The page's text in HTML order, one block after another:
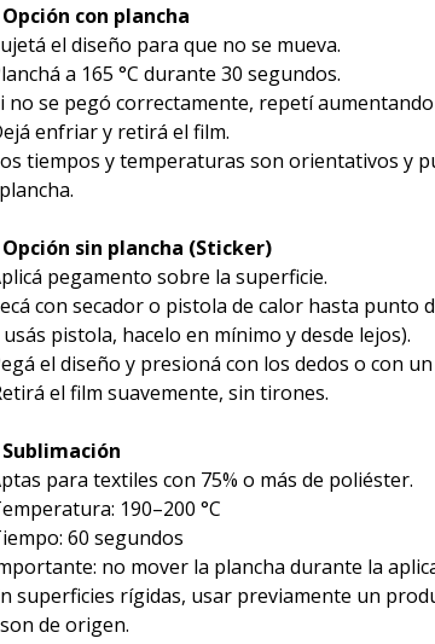
Opción con plancha
el diseño para que no se mueva.
a 165 °C durante 30 segundos.
no se pegó correctamente, repetí
enfriar y retirá el film.
tiempos y temperaturas son orientativos y
Opción sin plancha (Sticker)
pegamento sobre la superficie.
con secador o pistola de calor hasta punto
usás pistola, hacelo en mínimo y desde lejos).
el diseño y presioná con los dedos o con
el film suavemente, sin tirones.
Sublimación
para textiles con 75% o más de poliéster.
190–200 °C
60 segundos
no mover la plancha durante la
superficies rígidas, usar previamente un
de origen.